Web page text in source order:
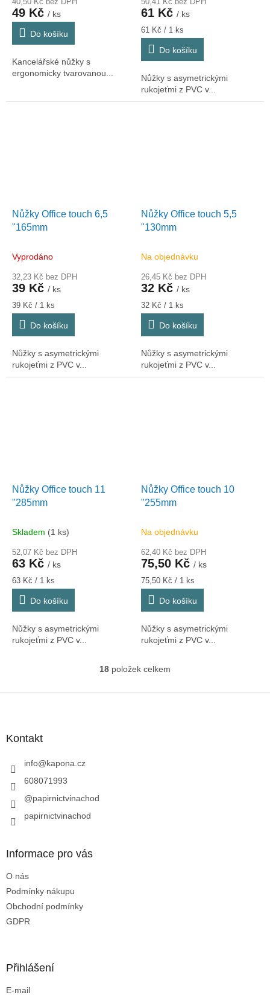
49 Kč / ks
Do košíku
Kancelářské nůžky s
ergonomicky tvarovanou...
61 Kč / ks
Měrná
cena:
61 Kč / 1 ks
Do košíku
Nůžky s asymetrickými
rukojeťmi z PVC v...
Nůžky Office touch 6,5
"165mm
Vyprodáno
32,23 Kč bez DPH
39 Kč / ks
Měrná
cena:
39 Kč / 1 ks
Do košíku
Nůžky s asymetrickými
rukojeťmi z PVC v...
Nůžky Office touch 5,5
"130mm
Na objednávku
26,45 Kč bez DPH
32 Kč / ks
Měrná
cena:
32 Kč / 1 ks
Do košíku
Nůžky s asymetrickými
rukojeťmi z PVC v...
Nůžky Office touch 11
"285mm
Skladem (1 ks)
52,07 Kč bez DPH
63 Kč / ks
Měrná
cena:
63 Kč / 1 ks
Do košíku
Nůžky s asymetrickými
rukojeťmi z PVC v...
Nůžky Office touch 10
"255mm
Na objednávku
62,40 Kč bez DPH
75,50 Kč / ks
Měrná
cena:
75,50 Kč / 1 ks
Do košíku
Nůžky s asymetrickými
rukojeťmi z PVC v...
O
l
18 položek celkem
Kontakt
info@kapona.cz
608071993
@papirnictvinachod
papirnictvinachod
Informace pro vás
O nás
Podmínky nákupu
Obchodní podmínky
GDPR
Přihlášení
E-mail